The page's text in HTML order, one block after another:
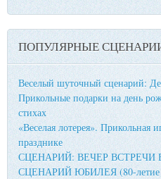
ПОПУЛЯРНЫЕ
Веселый шуточный сценарий:
Прикольные подарки на день
стихах
«Веселая лотерея». Прикольная
празднике
СЦЕНАРИЙ: ВЕЧЕР
СЦЕНАРИЙ ЮБИЛЕЯ (80-летие